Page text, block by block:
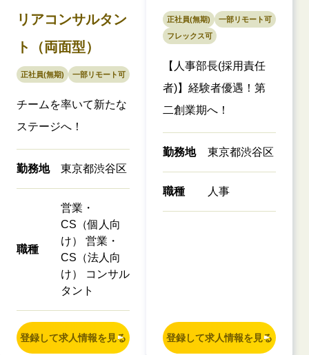
リアコンサルタン
ト（両面型）
正社員(無期) 一部リモート可
チームを率いて新たな
ステージへ！
勤務地 東京都渋谷区
職種
営業・
CS（個人向
け） 営業・
CS（法人向
け） コンサル
タント
登録して求人情報を見る
正社員(無期)
一部リモート可
フレックス可
【人事部長(採用責任
者)】経験者優遇！第
二創業期へ！
勤務地 東京都渋谷区
職種 人事
登録して求人情報を見る